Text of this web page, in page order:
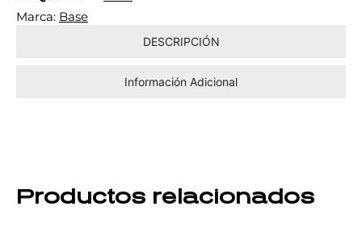
Marca: Base
DESCRIPCIÓN
Información Adicional
Productos relacionados